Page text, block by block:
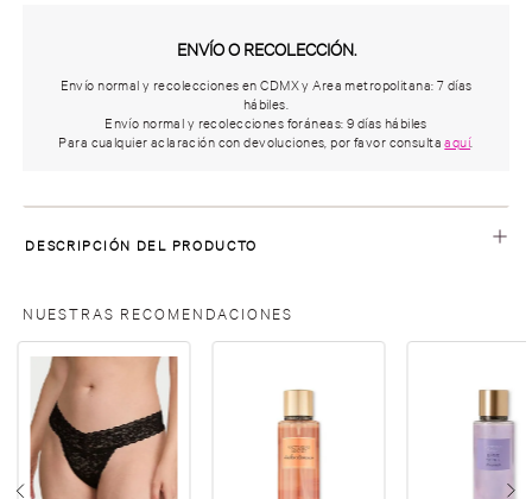
ENVÍO O RECOLECCIÓN.
Envío normal y recolecciones en CDMX y Area metropolitana: 7 días
hábiles.
Envío normal y recolecciones foráneas: 9 días hábiles
Para cualquier aclaración con devoluciones, por favor consultaaquí.
DESCRIPCIÓN DEL PRODUCTO
NUESTRAS RECOMENDACIONES